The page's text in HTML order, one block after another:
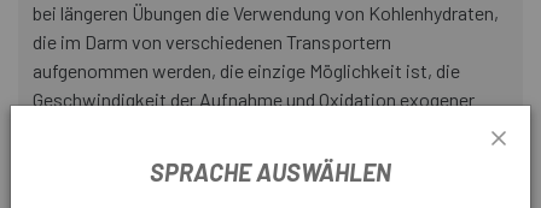
bei längeren Übungen die Verwendung von Kohlenhydraten,
die im Darm von verschiedenen Transportern
aufgenommen werden, die einzige Möglichkeit ist, die
Geschwindigkeit der Aufnahme und Oxidation exogener
Kohlenhydrate zu erhöhen Kohlenstoff über 60 g/Stunde*.
las bestätigen, dass es ideal ist, dafür Kohlenhydratquellen
SPRACHE AUSWÄHLEN